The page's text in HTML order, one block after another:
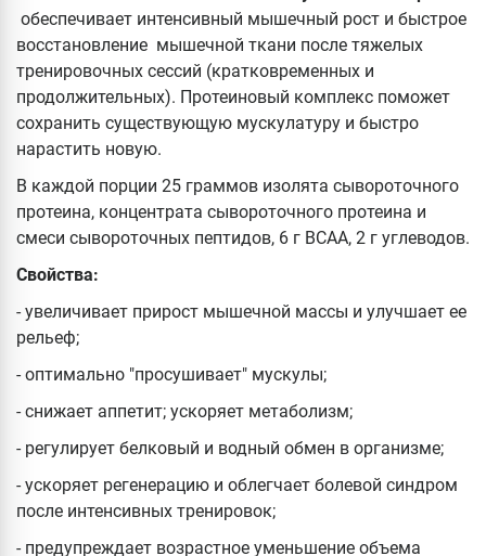
обеспечивает интенсивный мышечный рост и быстрое
восстановление мышечной ткани после тяжелых
тренировочных сессий (кратковременных и
продолжительных). Протеиновый комплекс поможет
сохранить существующую мускулатуру и быстро
нарастить новую.
В каждой порции 25 граммов изолята сывороточного
протеина, концентрата сывороточного протеина и
смеси сывороточных пептидов, 6 г ВСАА, 2 г углеводов.
Свойства:
- увеличивает прирост мышечной массы и улучшает ее
рельеф;
- оптимально "просушивает" мускулы;
- снижает аппетит; ускоряет метаболизм;
- регулирует белковый и водный обмен в организме;
- ускоряет регенерацию и облегчает болевой синдром
после интенсивных тренировок;
- предупреждает возрастное уменьшение объема